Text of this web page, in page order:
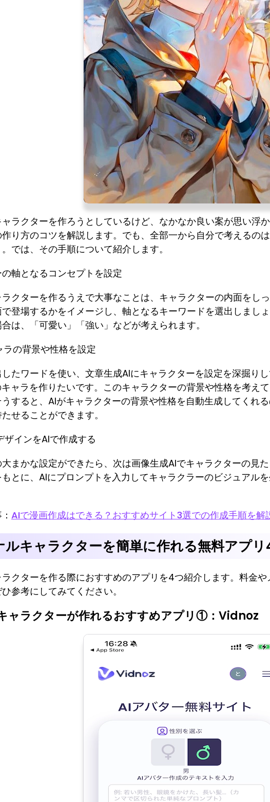
ラクターを作ろうとしているけど、なかなか良い案が思い浮
り方のコツを解説します。でも、全部一から自分で考えるの
では、その手順について紹介します。
軸となるコンセプトを設定
クターを作るうえで大事なことは、キャラクターの内面をし
登場するかをイメージし、軸となるキーワードを選出しまし
は、「可愛い」「強い」などが考えられます。
の背景や性格を設定
たワードを使い、文章生成AIにキャラクターを設定を深掘り
ャラを作りたいです。このキャラクターの背景や性格を考え
すると、AIがキャラクターの背景や性格を自動生成してくれ
せることができます。
インをAIで作成する
まかな設定ができたら、次は画像生成AIでキャラクターの見
とに、AIにプロンプトを入力してキャラクラーのビジュアル
AIで漫画作成はできる？おすすめサイト3選での作成手順を解
ルキャラクターを簡単に作れる無料アプリ
クターを作る際におすすめのアプリを4つ紹介します。料金
参考にしてみてください。
ャラクターが作れるおすすめアプリ①：Vidnoz